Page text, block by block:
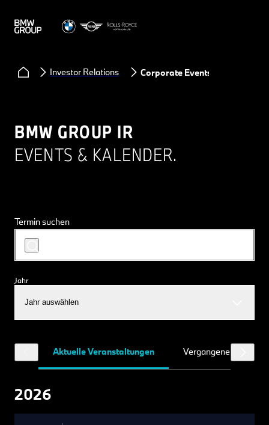
Investor Relations Corporate Events
BMW GROUP IR
EVENTS & KALENDER.
Termin suchen
Jahr
Jahr auswählen
Aktuelle Veranstaltungen Vergangene
2026